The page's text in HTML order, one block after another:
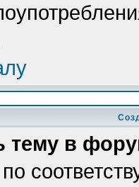
тему в